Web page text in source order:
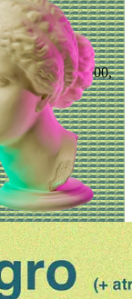
- PR, 80510-000,